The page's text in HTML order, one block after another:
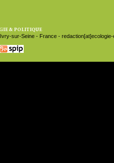
& POLITIQUE
sur-Seine - France - redaction[at]ecologie-